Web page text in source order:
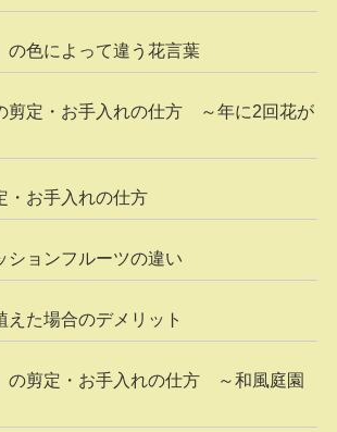
の色によって違う花言葉
剪定・お手入れの仕方 ～年に2回花が
・お手入れの仕方
ションフルーツの違い
えた場合のデメリット
の剪定・お手入れの仕方 ～和風庭園